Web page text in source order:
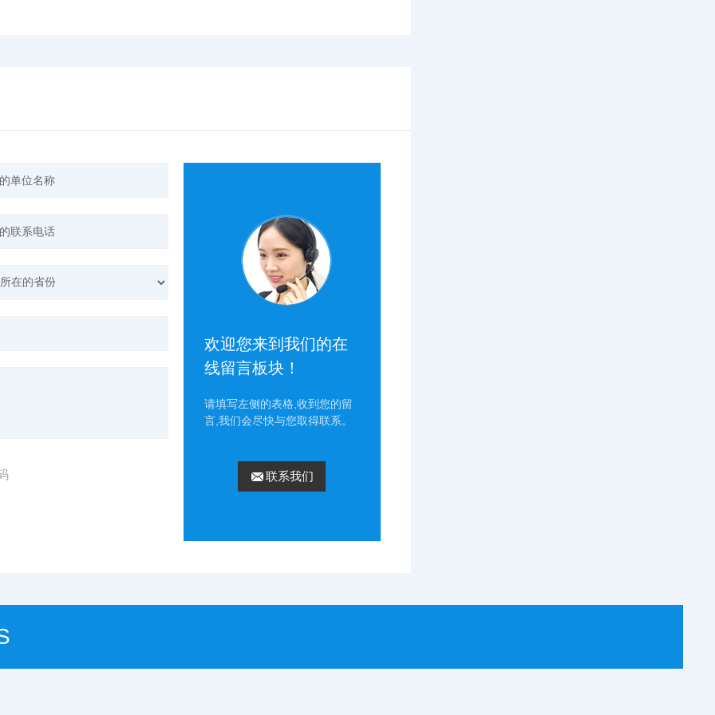
欢迎您来到我们的在
线留言板块！
请填写左侧的表格,收到您的留
言,我们会尽快与您取得联系。
联系我们